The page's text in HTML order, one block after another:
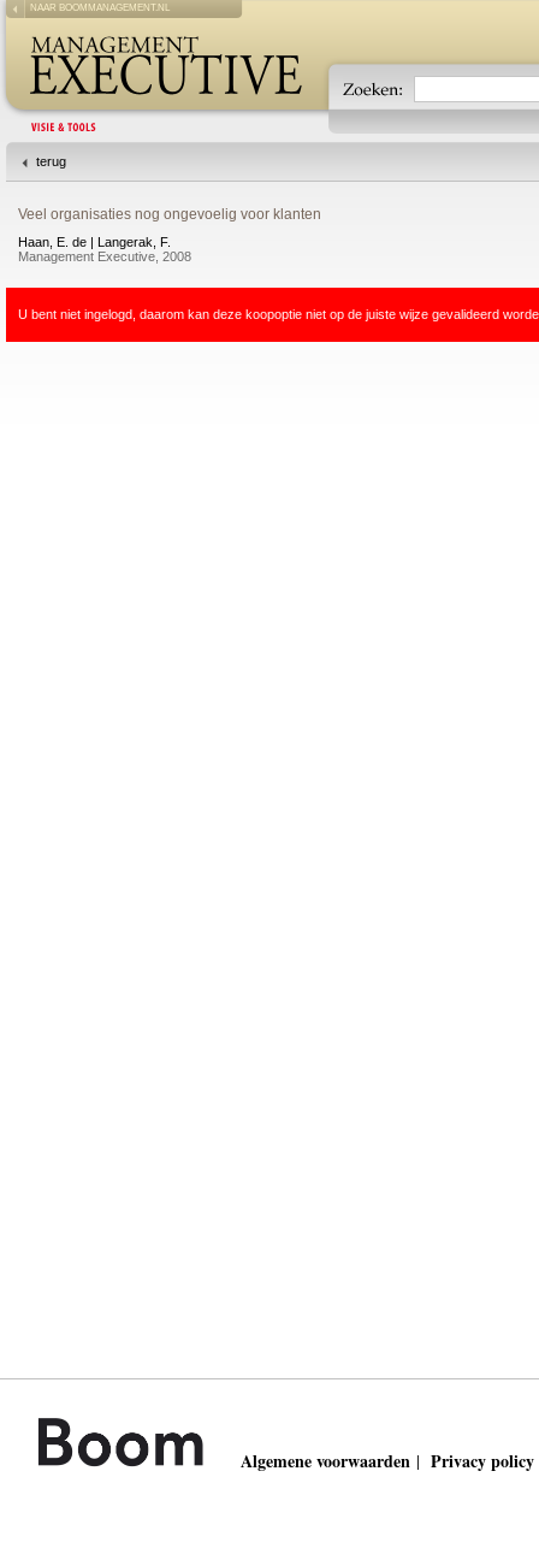
NAAR BOOMMANAGEMENT.NL
terug
Veel organisaties nog ongevoelig voor klanten
Haan, E. de | Langerak, F.
Management Executive, 2008
U bent niet ingelogd, daarom kan deze koopoptie niet op de juiste wijze gevalideerd
Algemene voorwaarden | Privacy policy